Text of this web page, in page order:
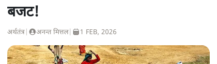
बजट!
अर्थतंत्र अनन्त मित्तल| 1 FEB, 2026